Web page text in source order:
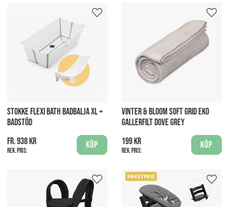
STOKKE FLEXI BATH BADBALJA XL +
BADSTÖD
fr. 938 kr
Rek. pris:
Köp
VINTER & BLOOM SOFT GRID EKO
GALLERFILT DOVE GREY
199 kr
Rek. pris:
Köp
PAKETPRIS